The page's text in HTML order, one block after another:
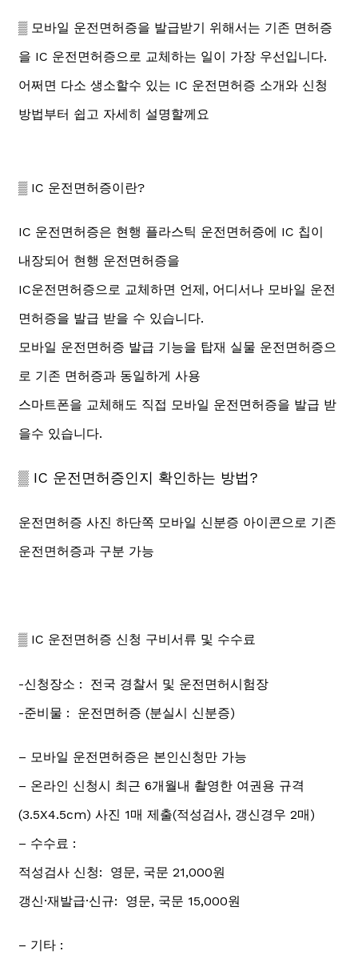
▒ 모바일 운전면허증을 발급받기 위해서는 기존 면허증
을 IC 운전면허증으로 교체하는 일이 가장 우선입니다.
어쩌면 다소 생소할수 있는 IC 운전면허증 소개와 신청
방법부터 쉽고 자세히 설명할께요
▒ IC 운전면허증이란?
IC 운전면허증은 현행 플라스틱 운전면허증에 IC 칩이
내장되어 현행 운전면허증을
IC운전면허증으로 교체하면 언제, 어디서나 모바일 운전
면허증을 발급 받을 수 있습니다.
모바일 운전면허증 발급 기능을 탑재 실물 운전면허증으
로 기존 면허증과 동일하게 사용
스마트폰을 교체해도 직접 모바일 운전면허증을 발급 받
을수 있습니다.
▒ IC 운전면허증인지 확인하는 방법?
운전면허증 사진 하단쪽 모바일 신분증 아이콘으로 기존
운전면허증과 구분 가능
▒ IC 운전면허증 신청 구비서류 및 수수료
-신청장소 : 전국 경찰서 및 운전면허시험장
-준비물 : 운전면허증 (분실시 신분증)
– 모바일 운전면허증은 본인신청만 가능
– 온라인 신청시 최근 6개월내 촬영한 여권용 규격
(3.5X4.5cm) 사진 1매 제출(적성검사, 갱신경우 2매)
– 수수료 :
적성검사 신청: 영문, 국문 21,000원
갱신·재발급·신규: 영문, 국문 15,000원
– 기타 :